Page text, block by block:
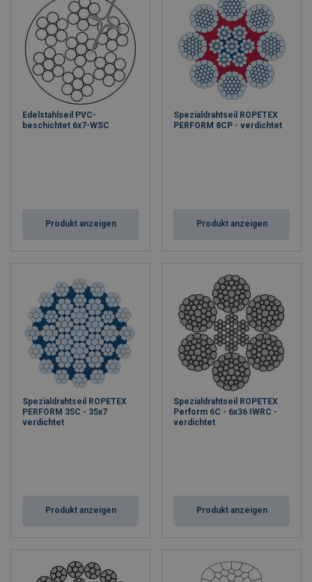
Edelstahlseil PVC-
beschichtet 6x7-WSC
Produkt anzeigen
Spezialdrahtseil ROPETEX
PERFORM 8CP - verdichtet
Produkt anzeigen
Spezialdrahtseil ROPETEX
PERFORM 35C - 35x7
verdichtet
Produkt anzeigen
Spezialdrahtseil ROPETEX
Perform 6C - 6x36 IWRC -
verdichtet
Produkt anzeigen